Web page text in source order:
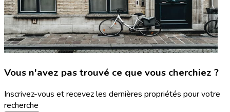
Vous n'avez pas trouvé ce que vous cherchiez ?
Inscrivez-vous et recevez les dernières propriétés pour votre
recherche